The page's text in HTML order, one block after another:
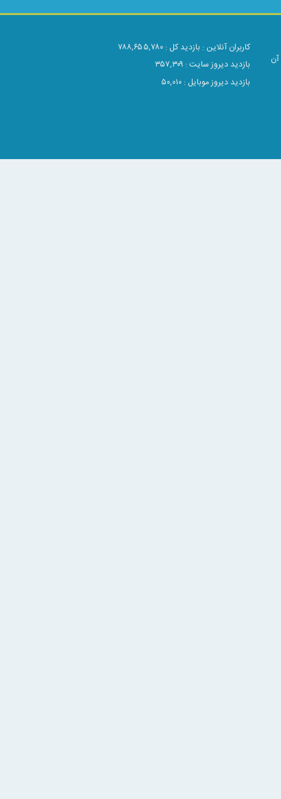
کاربران آنلاین : بازدید کل : ۷۸۸,۶۵۵,۷۸۰
بازدید دیروز سایت : ۳۵۷,۳۰۹
بازدید دیروز موبایل : ۵۰,۰۱۰